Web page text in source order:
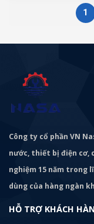
1
Công ty cổ phần VN
nước, thiết bị điện cơ,
nghiệm 15 năm trong
dùng của hàng ngàn
HỖ TRỢ KHÁCH